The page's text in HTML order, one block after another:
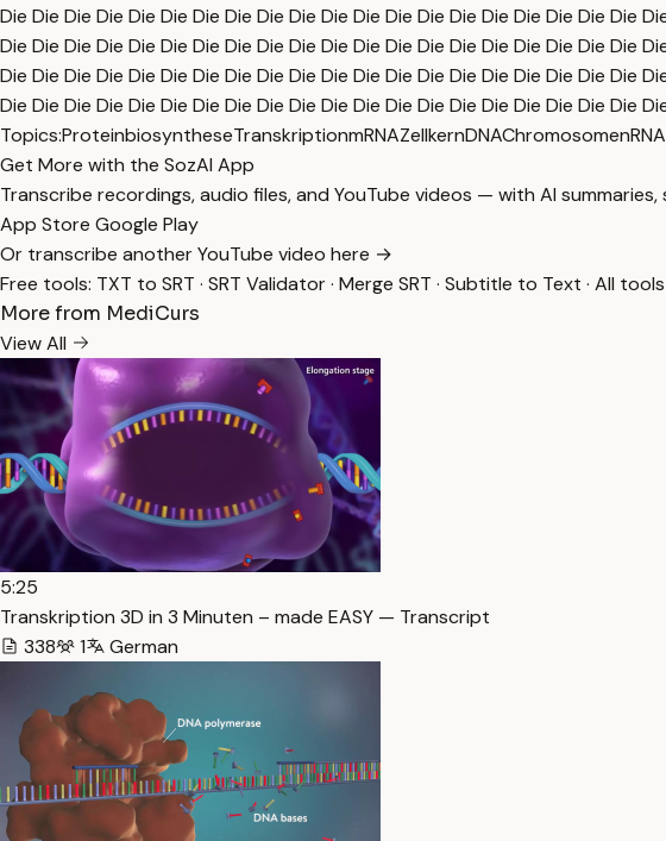
Die Die Die Die Die Die Die Die Die Die Die Die Die Die Die Die Die Die Die Die
Die Die Die Die Die Die Die Die Die Die Die Die Die Die Die Die Die Die Die Die
Die Die Die Die Die Die Die Die Die Die Die Die Die Die Die Die Die Die Die Die
Die Die Die Die Die Die Die Die Die Die Die Die Die Die Die Die Die Die Die Die
Topics:ProteinbiosyntheseTranskriptionmRNAZellkernDNAChromosomen
Get More with the SozAI App
Transcribe recordings, audio files, and YouTube videos — with AI
App Store Google Play
Or transcribe another YouTube video here →
Free tools: TXT to SRT · SRT Validator· Merge SRT · Subtitle to Text · All tools
More from MediCurs
View All
5:25
Transkription 3D in 3 Minuten – made EASY — Transcript
338
1 German